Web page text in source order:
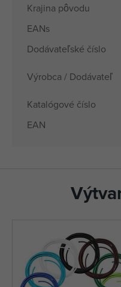
Krajina pôvodu
EANs
Dodávateľské číslo
Výrobca / Dodávateľ
Katalógové číslo
EAN